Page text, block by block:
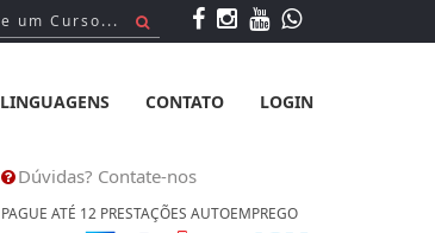
LINGUAGENS CONTATO LOGIN
Dúvidas? Contate-nos
PAGUE ATÉ 12 PRESTAÇÕES AUTOEMPREGO